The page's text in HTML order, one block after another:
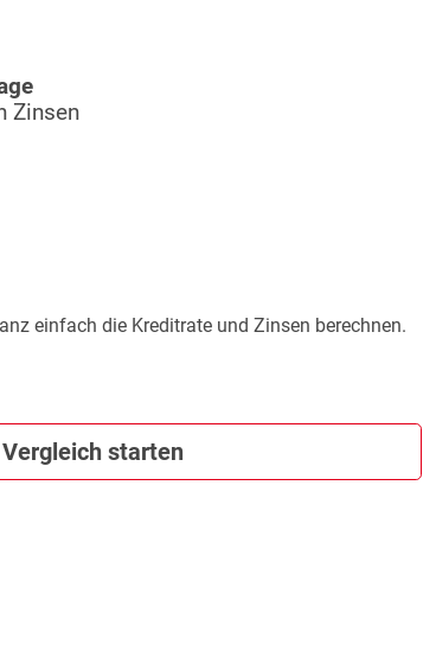
Zinsen
einfach die Kreditrate und Zinsen berechnen.
Vergleich starten